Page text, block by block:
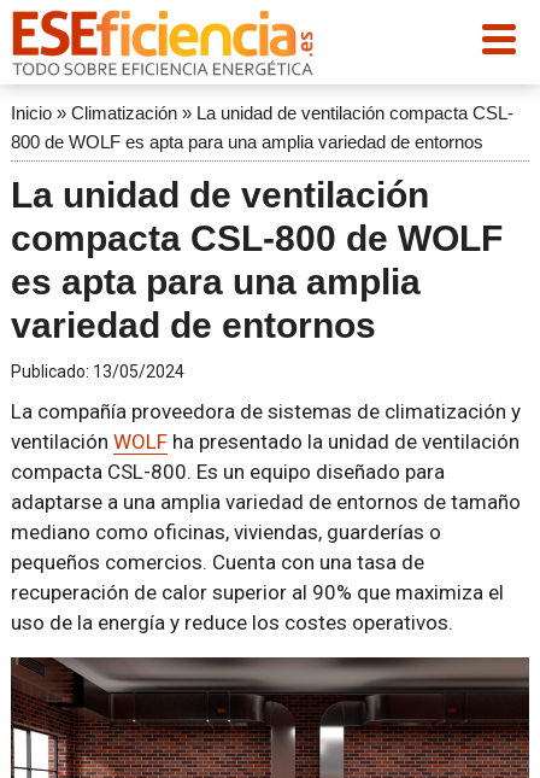
Inicio» Climatización» La unidad de ventilación compacta CSL-
800 de WOLF es apta para una amplia variedad de entornos
La unidad de ventilación
compacta CSL-800 de WOLF
es apta para una amplia
variedad de entornos
Publicado: 13/05/2024
La compañía proveedora de sistemas de climatización y
ventilación WOLFha presentado la unidad de ventilación
compacta CSL-800. Es un equipo diseñado para
adaptarse a una amplia variedad de entornos de tamaño
mediano como oficinas, viviendas, guarderías o
pequeños comercios. Cuenta con una tasa de
recuperación de calor superior al 90% que maximiza el
uso de la energía y reduce los costes operativos.